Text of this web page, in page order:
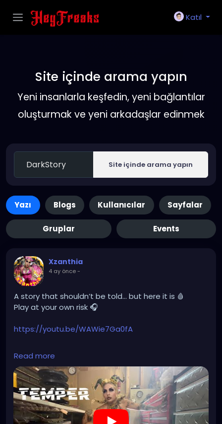
Katıl
Site içinde arama yapın
Yeni insanlarla keşfedin, yeni bağlantılar
oluşturmak ve yeni arkadaşlar edinmek
Site içinde arama yapın
Yazı Blogs Kullanıcılar Sayfalar
Gruplar Events
Xzanthia
4 ay önce-
A story that shouldn’t be told… but here it is 🩸
Play at your own risk 🎧
https://youtu.be/WAWie7Ga0fA
#OriginalMusic
#AltMusic #IndieVibes
#YouTubeViews #WatchNow
#HauntingMelody
#SpookyVibes #ArtistOnTheRise#NewDrop
#ListenNow
Read more